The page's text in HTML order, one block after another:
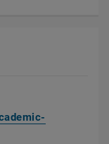
einem neuen